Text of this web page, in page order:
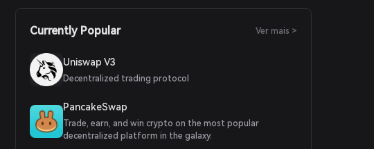
Currently Popular Ver mais >
Uniswap V3
Decentralized trading protocol
PancakeSwap
Trade, earn, and win crypto on the most popular
decentralized platform in the galaxy.